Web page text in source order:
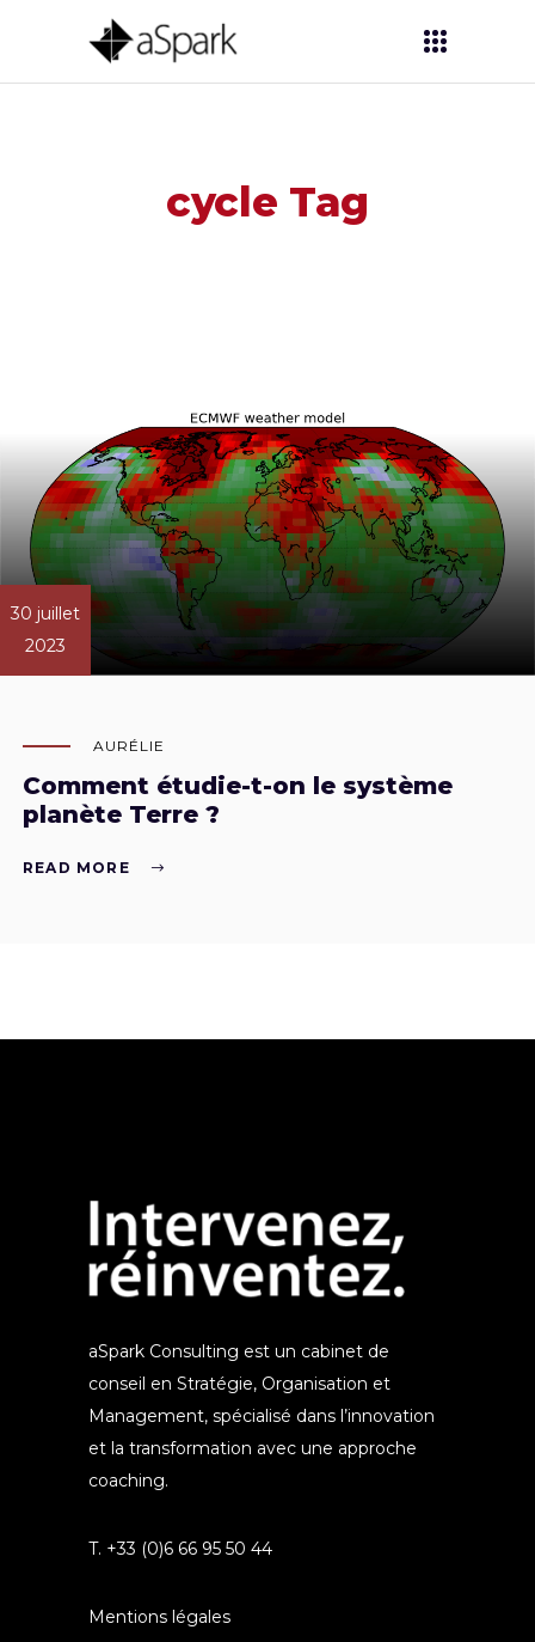
cycle Tag
30 juillet
2023
AURÉLIE
Comment étudie-t-on le système
planète Terre ?
READ MORE
aSpark Consulting est un cabinet de
conseil en Stratégie, Organisation et
Management, spécialisé dans l’innovation
et la transformation avec une approche
coaching.
T. +33 (0)6 66 95 50 44
Mentions légales